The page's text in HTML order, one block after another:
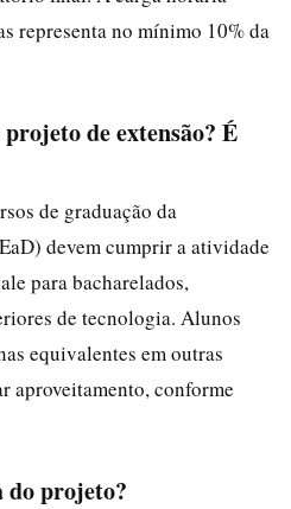
representa no mínimo 10% da
de extensão? É
de graduação da
devem cumprir a atividade
para bacharelados,
de tecnologia. Alunos
equivalentes em outras
aproveitamento, conforme
do projeto?